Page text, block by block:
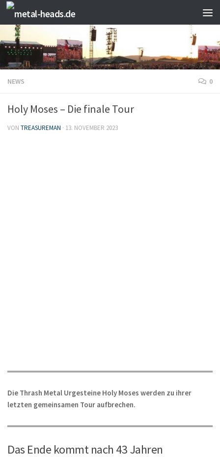
Zum Inhalt springen
NEWS 0
Holy Moses – Die finale Tour
VON TREASUREMAN · 13. NOVEMBER 2023
Die Thrash Metal Urgesteine Holy Moses werden zu ihrer
letzten gemeinsamen Tour aufbrechen.
Das Ende kommt nach 43 Jahren